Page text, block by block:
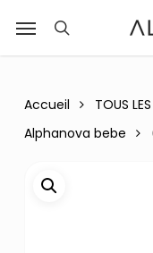
main
recherche
Menu
Accueil TOUS
Alphanova bebe